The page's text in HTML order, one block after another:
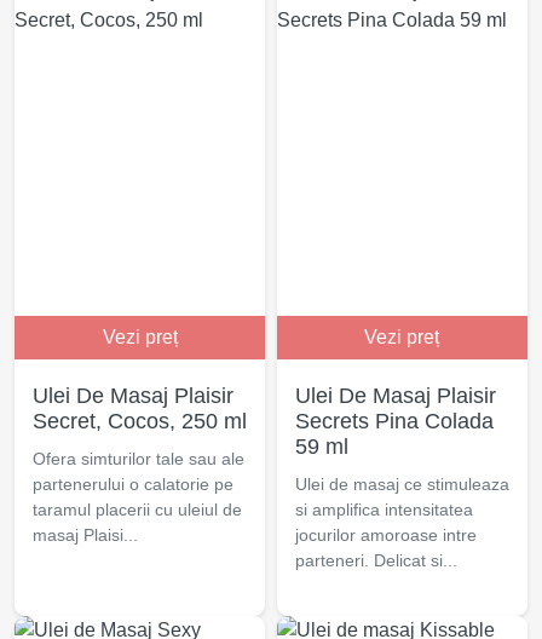
Vezi preț
Ulei De Masaj Plaisir
Secret, Cocos, 250 ml
Ofera simturilor tale sau ale
partenerului o calatorie pe
taramul placerii cu uleiul de
masaj Plaisi...
Vezi preț
Ulei De Masaj Plaisir
Secrets Pina Colada
59 ml
Ulei de masaj ce stimuleaza
si amplifica intensitatea
jocurilor amoroase intre
parteneri. Delicat si...